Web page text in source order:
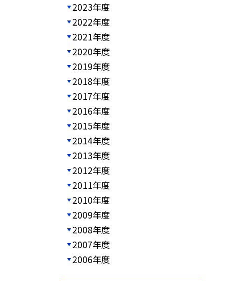
2023年度
2022年度
2021年度
2020年度
2019年度
2018年度
2017年度
2016年度
2015年度
2014年度
2013年度
2012年度
2011年度
2010年度
2009年度
2008年度
2007年度
2006年度